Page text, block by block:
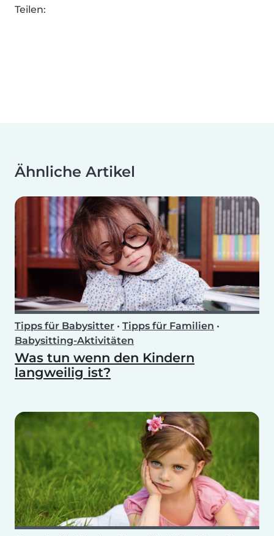
Teilen:
Ähnliche Artikel
Tipps für Babysitter • Tipps für Familien •
Babysitting-Aktivitäten
Was tun wenn den Kindern
langweilig ist?